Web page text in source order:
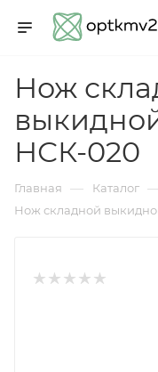
Нож
НСК-020
Главная — Каталог
Нож складной